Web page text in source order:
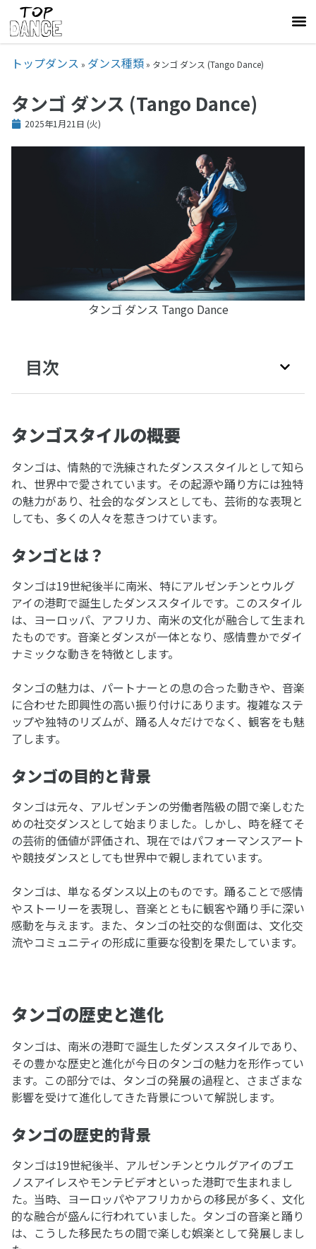
トップダンス » ダンス種類 » タンゴ ダンス (Tango Dance)
タンゴ ダンス (Tango Dance)
2025年1月21日 (火)
タンゴ ダンス Tango Dance
目次
タンゴスタイルの概要
タンゴは、情熱的で洗練されたダンススタイルとして知ら
れ、世界中で愛されています。その起源や踊り方には独特
の魅力があり、社会的なダンスとしても、芸術的な表現と
しても、多くの人々を惹きつけています。
タンゴとは？
タンゴは19世紀後半に南米、特にアルゼンチンとウルグ
アイの港町で誕生したダンススタイルです。このスタイル
は、ヨーロッパ、アフリカ、南米の文化が融合して生まれ
たものです。音楽とダンスが一体となり、感情豊かでダイ
ナミックな動きを特徴とします。
タンゴの魅力は、パートナーとの息の合った動きや、音楽
に合わせた即興性の高い振り付けにあります。複雑なステ
ップや独特のリズムが、踊る人々だけでなく、観客をも魅
了します。
タンゴの目的と背景
タンゴは元々、アルゼンチンの労働者階級の間で楽しむた
めの社交ダンスとして始まりました。しかし、時を経てそ
の芸術的価値が評価され、現在ではパフォーマンスアート
や競技ダンスとしても世界中で親しまれています。
タンゴは、単なるダンス以上のものです。踊ることで感情
やストーリーを表現し、音楽とともに観客や踊り手に深い
感動を与えます。また、タンゴの社交的な側面は、文化交
流やコミュニティの形成に重要な役割を果たしています。
タンゴの歴史と進化
タンゴは、南米の港町で誕生したダンススタイルであり、
その豊かな歴史と進化が今日のタンゴの魅力を形作ってい
ます。この部分では、タンゴの発展の過程と、さまざまな
影響を受けて進化してきた背景について解説します。
タンゴの歴史的背景
タンゴは19世紀後半、アルゼンチンとウルグアイのブエ
ノスアイレスやモンテビデオといった港町で生まれまし
た。当時、ヨーロッパやアフリカからの移民が多く、文化
的な融合が盛んに行われていました。タンゴの音楽と踊り
は、こうした移民たちの間で楽しむ娯楽として発展しまし